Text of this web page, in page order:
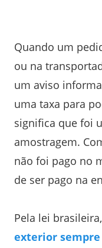
Quando um
ou na
um aviso
uma taxa para
significa que foi
amostragem.
não foi pago no
de ser pago na
Pela lei brasileira,
exterior